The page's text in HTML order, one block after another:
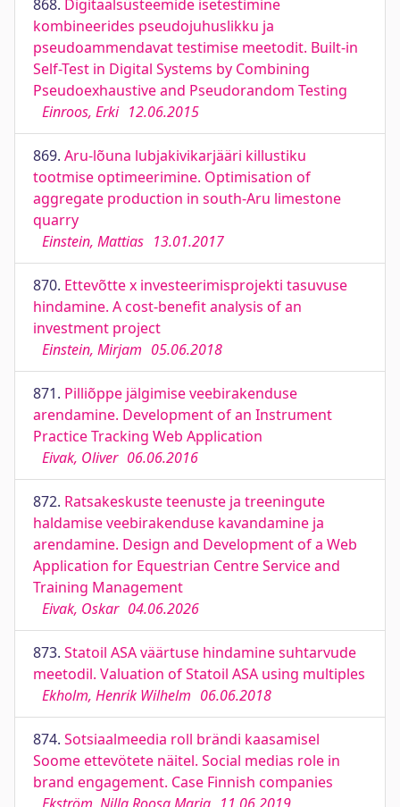
868. Digitaalsüsteemide isetestimine
kombineerides pseudojuhuslikku ja
pseudoammendavat testimise meetodit. Built-in
Self-Test in Digital Systems by Combining
Pseudoexhaustive and Pseudorandom Testing
Einroos, Erki 12.06.2015
869. Aru-lõuna lubjakivikarjääri killustiku
tootmise optimeerimine. Optimisation of
aggregate production in south-Aru limestone
quarry
Einstein, Mattias 13.01.2017
870. Ettevõtte x investeerimisprojekti tasuvuse
hindamine. A cost-benefit analysis of an
investment project
Einstein, Mirjam 05.06.2018
871. Pilliõppe jälgimise veebirakenduse
arendamine. Development of an Instrument
Practice Tracking Web Application
Eivak, Oliver 06.06.2016
872. Ratsakeskuste teenuste ja treeningute
haldamise veebirakenduse kavandamine ja
arendamine. Design and Development of a Web
Application for Equestrian Centre Service and
Training Management
Eivak, Oskar 04.06.2026
873. Statoil ASA väärtuse hindamine suhtarvude
meetodil. Valuation of Statoil ASA using multiples
Ekholm, Henrik Wilhelm 06.06.2018
874. Sotsiaalmeedia roll brändi kaasamisel
Soome ettevötete näitel. Social medias role in
brand engagement. Case Finnish companies